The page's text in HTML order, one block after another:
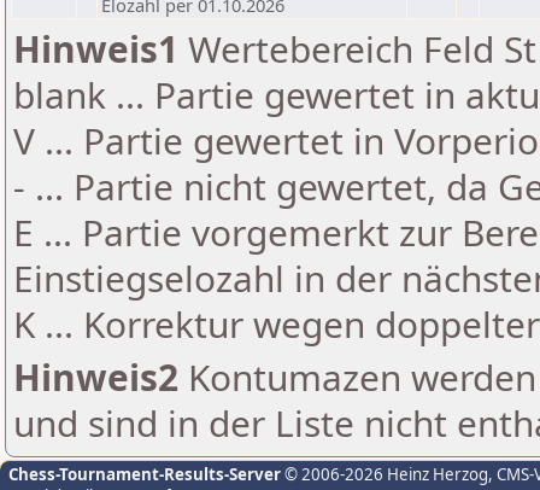
Elozahl per 01.10.2026
Hinweis1 Wertebereich Feld
blank ... Partie gewertet in
V ... Partie gewertet in
- ... Partie nicht gewertet, da
E ... Partie vorgemerkt zur
Einstiegselozahl in der
K ... Korrektur wegen
Hinweis2 Kontumazen
und sind in der Liste nicht
Chess-Tournament-Results-Server© 2006-2026 Heinz Herzog,